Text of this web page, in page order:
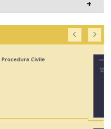
Europea
- € 36,00